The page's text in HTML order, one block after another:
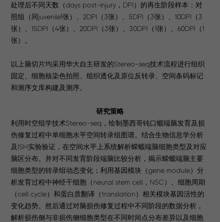
处理后不同天数（days post-injury，DPI）的再生阶段样本：对
照组（同juvenile1张）、2DPI（3张）、5DPI（3张）、10DPI（3
张）、15DPI（4张）、20DPI（3张）、30DPI（1张）、60DPI（1
张）。
以上脑切片均采用华大自主研发的Stereo-seq技术流程进行组织
固定、细胞核染色拍照、组织透化及原位反转录、空间条码标记
和测序文库构建及测序。
研究策略
利用时空组学技术Stereo-seq，绘制墨西哥钝口螈端脑发育及损
伤修复过程中单细胞水平空间转录组图谱。结合生物信息学分析
及ISH实验验证，在空间水平上系统解析蝾螈端脑细胞类型及对应
脑区分布。并对不同发育阶段端脑比较分析，揭示蝾螈端脑主要
细胞类型的转录组动态变化；利用基因模块（gene module）分
析发育过程中神经干细胞（neural stem cell，NSC）、细胞周期
（cell cycle）和蛋白质翻译（translation）相关模块基因活性的
变化趋势。然后通过对脑损伤修复过程中不同阶段的数据分析，
解析损伤侧与非损伤侧细胞类型在不同时间点分布差异以及细胞